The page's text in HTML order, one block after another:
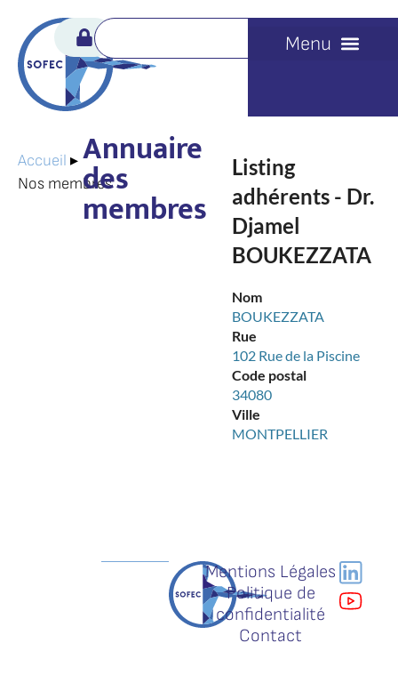
Accueil ▸
Nos membres
Annuaire
des
membres
Listing
adhérents - Dr.
Djamel
BOUKEZZATA
Nom
BOUKEZZATA
Rue
102 Rue de la Piscine
Code postal
34080
Ville
MONTPELLIER
Mentions Légales
Politique de
confidentialité
Contact